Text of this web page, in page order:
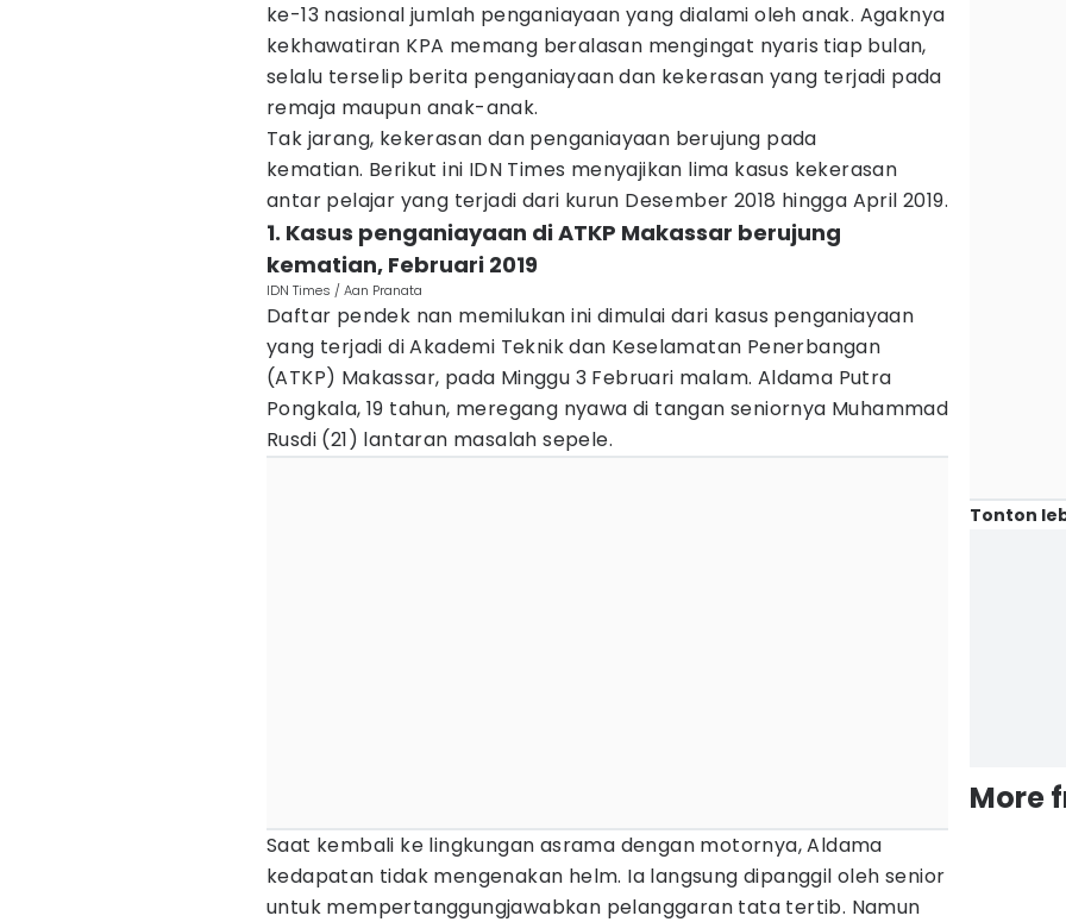
ke-13 nasional jumlah penganiayaan yang dialami oleh anak. Agaknya
kekhawatiran KPA memang beralasan mengingat nyaris tiap bulan,
selalu terselip berita penganiayaan dan kekerasan yang terjadi pada
remaja maupun anak-anak.
Tak jarang, kekerasan dan penganiayaan berujung pada
kematian. Berikut ini IDN Times menyajikan lima kasus kekerasan
antar pelajar yang terjadi dari kurun Desember 2018 hingga April 2019.
1. Kasus penganiayaan di ATKP Makassar berujung
kematian, Februari 2019
IDN Times / Aan Pranata
Daftar pendek nan memilukan ini dimulai dari kasus penganiayaan
yang terjadi di Akademi Teknik dan Keselamatan Penerbangan
(ATKP) Makassar, pada Minggu 3 Februari malam. Aldama Putra
Pongkala, 19 tahun, meregang nyawa di tangan seniornya Muhammad
Rusdi (21) lantaran masalah sepele.
Saat kembali ke lingkungan asrama dengan motornya, Aldama
kedapatan tidak mengenakan helm. Ia langsung dipanggil oleh senior
untuk mempertanggungjawabkan pelanggaran tata tertib. Namun
Tonton
More